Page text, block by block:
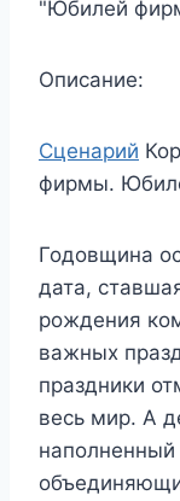
Описание:
Сценарий
фирмы.
Годовщина
дата,
рождения
важных
праздники
весь мир. А